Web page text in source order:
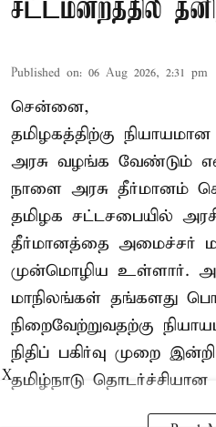
சட்டமன்றத்தில்
Published on: 06 Aug 2026, 2:31 pm
சென்னை,
தமிழகத்திற்கு
அரசு வழங்க வேண்டும்
நாளை அரசு தீர்மானம்
தமிழக சட்டசபையில்
தீர்மானத்தை அமைச்சர்
முன்மொழிய உள்ளார்.
மாநிலங்கள் தங்களது
நிறைவேற்றுவதற்கு
நிதிப் பகிர்வு முறை
தமிழ்நாடு
X